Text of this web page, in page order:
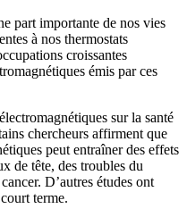
part importante de nos vies
à nos thermostats
croissantes
émis par ces
sur la santé
chercheurs affirment que
peut entraîner des effets
de tête, des troubles du
D’autres études ont
terme.